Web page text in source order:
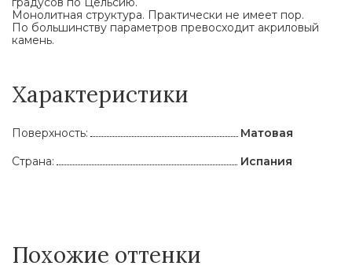
Монолитная структура. Практически не имеет пор.
По большинству параметров превосходит акриловый
камень.
Характеристики
Поверхность:
Матовая
Страна:
Испания
Похожие оттенки